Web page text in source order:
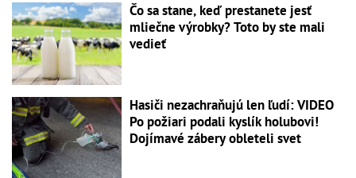
Čo sa stane, keď prestanete jesť
mliečne výrobky? Toto by ste mali
vedieť
Hasiči nezachraňujú len ľudí: VIDEO
Po požiari podali kyslík holubovi!
Dojímavé zábery obleteli svet